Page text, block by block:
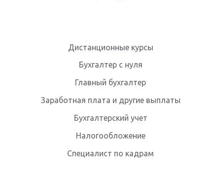
Дистанционные курсы
Бухгалтер с нуля
Главный бухгалтер
Заработная плата и другие выплаты
Бухгалтерский учет
Налогообложение
Специалист по кадрам